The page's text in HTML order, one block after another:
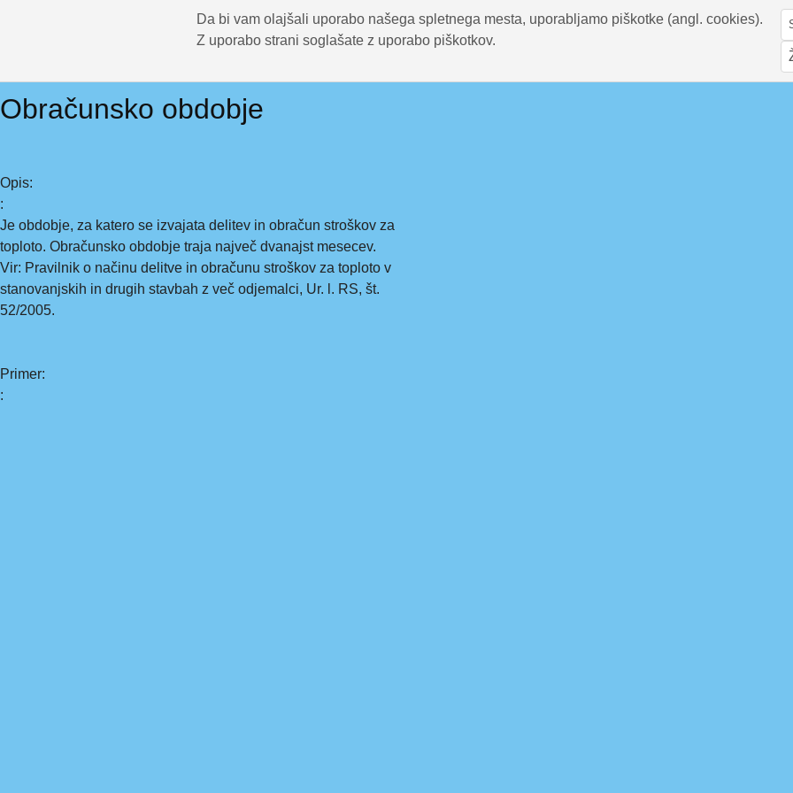
Da bi vam olajšali uporabo našega spletnega mesta, uporabljamo piškotke (angl. cookies).
Z uporabo strani soglašate z uporabo piškotkov.
Obračunsko obdobje
Opis:
:
Je obdobje, za katero se izvajata delitev in obračun stroškov za
toploto. Obračunsko obdobje traja največ dvanajst mesecev.
Vir: Pravilnik o načinu delitve in obračunu stroškov za toploto v
stanovanjskih in drugih stavbah z več odjemalci, Ur. l. RS, št.
52/2005.
Primer:
: